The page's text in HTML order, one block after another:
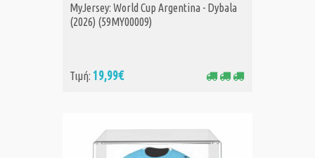
ΑΓΟΡΑ
MyJersey: World Cup Argentina - Dybala
(2026) (59MY00009)
Τιμή: 19,99€